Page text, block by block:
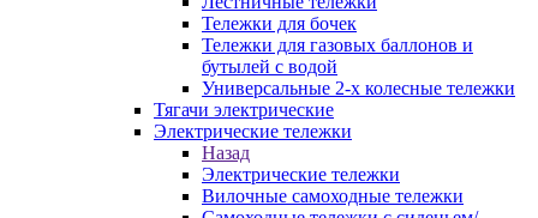
Тележки для бочек
Тележки для газовых баллонов и
бутылей с водой
Универсальные 2-х колесные тележки
Тягачи электрические
Электрические тележки
Назад
Электрические тележки
Вилочные самоходные тележки